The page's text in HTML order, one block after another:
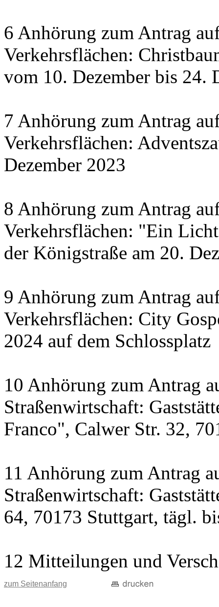
6 Anhörung zum Antrag
Verkehrsflächen:
vom 10. Dezember bis 24.
7 Anhörung zum Antrag
Verkehrsflächen:
Dezember 2023
8 Anhörung zum Antrag
Verkehrsflächen: "Ein
der Königstraße am 20.
9 Anhörung zum Antrag
Verkehrsflächen: City
2024 auf dem Schlossplatz
10 Anhörung zum Antrag
Straßenwirtschaft:
Franco", Calwer Str. 32,
11 Anhörung zum Antrag
Straßenwirtschaft:
64, 70173 Stuttgart, tägl.
12 Mitteilungen und
zum Seitenanfang